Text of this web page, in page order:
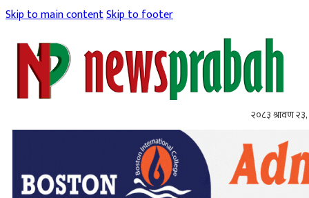
Skip to main contentSkip to footer
२०८३ श्रावण २३,